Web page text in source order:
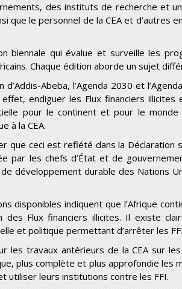
des instituts de recherche et
que le personnel de la CEA et
biennale qui évalue et surveille les
Chaque édition aborde un sujet
d’Addis-Abeba, l’Agenda 2030 et
endiguer les Flux financiers illicites
pour le continent et pour le monde
à la CEA.
que ceci est reflété dans la Déclaration
par les chefs d’État et de
développement durable des Nations
disponibles indiquent que l’Afrique
des Flux financiers illicites. Il existe
et politique permettant d’arrêter les
les travaux antérieurs de la CEA sur
plus complète et plus approfondie les
utiliser leurs institutions contre les FFI.